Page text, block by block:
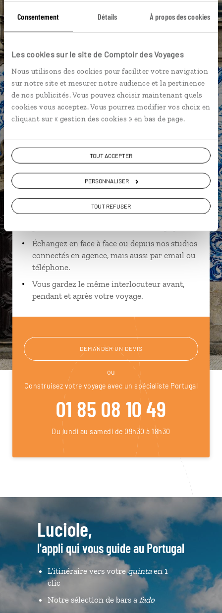
Consentement Détails À propos des cookies
Les cookies sur le site de Comptoir des Voyages
Nous utilisons des cookies pour faciliter votre navigation
sur notre site et mesurer notre audience et la pertinence
de nos publicités. Vous pouvez choisir maintenant quels
cookies vous acceptez. Vous pourrez modifier vos choix en
cliquant sur « gestion des cookies » en bas de page.
TOUT ACCEPTER
PERSONNALISER
TOUT REFUSER
Jardin botanique de Funchal - Madère
Laurisilva - Madère
Ambre,
spécialiste Portugal
Suivez vos envies et demandez conseils à nos
Ils sauront organiser votre itinéraire au plus
Échangez en face à face ou depuis nos studios
connectés en agence, mais aussi par email ou
téléphone.
Vous gardez le même interlocuteur avant,
pendant et après votre voyage.
DEMANDER UN DEVIS
ou
Construisez votre voyage avec un spécialiste Portugal
01 85 08 10 49
Du lundi au samedi de 09h30 à 18h30
Luciole,
l'appli qui vous guide au Portugal
L’itinéraire vers votrequintaen 1
clic
Notre sélection de bars a fado